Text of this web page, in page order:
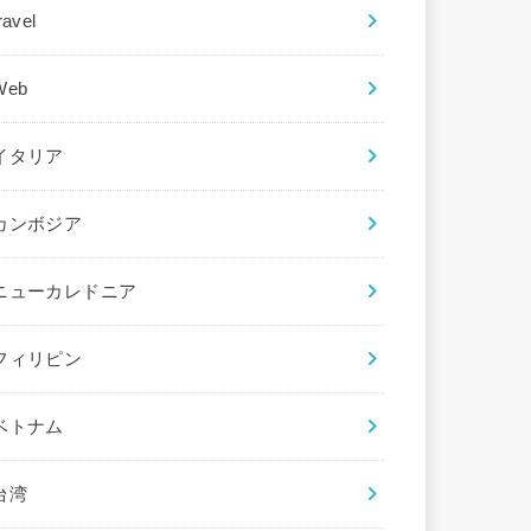
タリア
ンボジア
ューカレドニア
ィリピン
トナム
湾